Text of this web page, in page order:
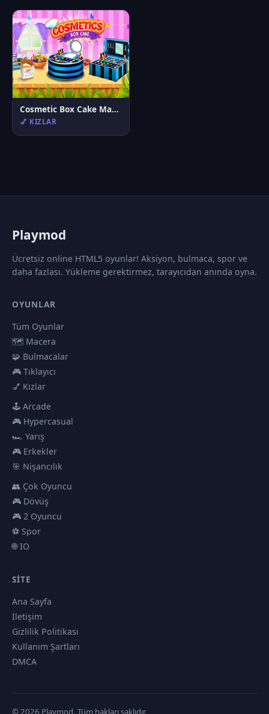
Cosmetic Box Cake Maker 2025
💅 KIZLAR
Playmod
Ücretsiz online HTML5 oyunlar! Aksiyon, bulmaca, spor ve
daha fazlası. Yükleme gerektirmez, tarayıcıdan anında oyna.
OYUNLAR
Tüm Oyunlar
🗺️ Macera
🧩 Bulmacalar
🎮 Tıklayıcı
💅 Kızlar
🕹️ Arcade
🎮 Hypercasual
🏎️ Yarış
🎮 Erkekler
🎯 Nişancılık
👥 Çok Oyuncu
🎮 Dövüş
🎮 2 Oyuncu
⚽ Spor
🌐 IO
SITE
Ana Sayfa
İletişim
Gizlilik Politikası
Kullanım Şartları
DMCA
© 2026 Playmod. Tüm hakları saklıdır.